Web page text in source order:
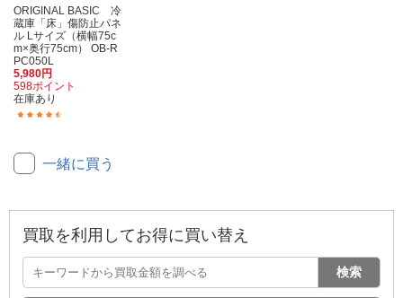
ORIGINAL BASIC 冷
蔵庫「床」傷防止パネ
ル Lサイズ（横幅75c
m×奥行75cm） OB-R
PC050L
5,980円
598ポイント
在庫あり
一緒に買う
買取を利用してお得に買い替え
検索